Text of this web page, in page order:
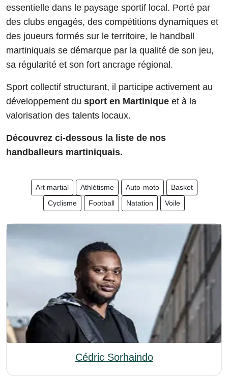
essentielle dans le paysage sportif local. Porté par
des clubs engagés, des compétitions dynamiques et
des joueurs formés sur le territoire, le handball
martiniquais se démarque par la qualité de son jeu,
sa régularité et son fort ancrage régional.
Sport collectif structurant, il participe activement au
développement du sport en Martinique et à la
valorisation des talents locaux.
Découvrez ci-dessous la liste de nos
handballeurs martiniquais.
Art martial Athlétisme Auto-moto
Basket
Cyclisme
Football Natation Voile
Cédric Sorhaindo